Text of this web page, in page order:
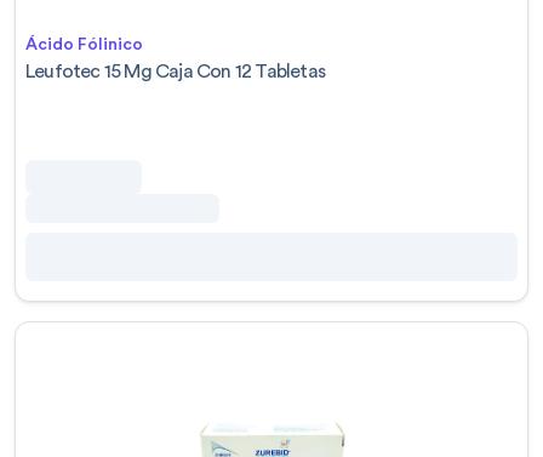
Ácido Fólinico
Leufotec 15 Mg Caja Con 12 Tabletas